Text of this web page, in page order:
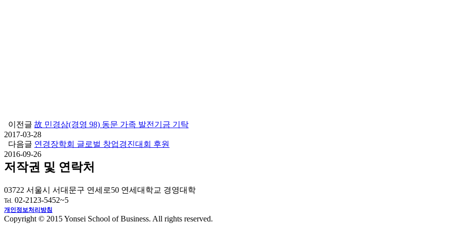
이전글 故 민경삼(경영 98) 동문 가족 발전기금 기탁
2017-03-28
다음글 연경장학회 글로벌 창업경진대회 후원
2016-09-26
저작권 및 연락처
03722 서울시 서대문구 연세로50 연세대학교 경영대학
Tel. 02-2123-5452~5
개인정보처리방침
Copyright © 2015 Yonsei School of Business. All rights reserved.